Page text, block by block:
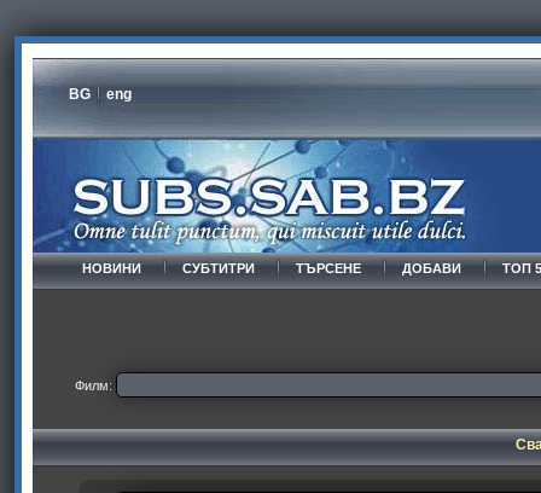
BG eng
НОВИНИ СУБТИТРИ ТЪРСЕНЕ ДОБАВИ ТОП
Филм: